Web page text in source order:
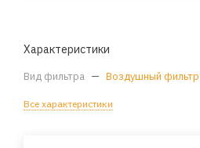
Характеристики
Вид фильтра — Воздушный фильтр
Все характеристики